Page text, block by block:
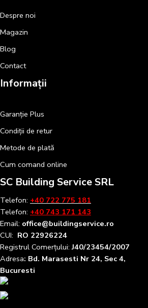
Despre noi
Magazin
Blog
Contact
Informații
Garanție Plus
Condiții de retur
Metode de plată
Cum comand online
SC Building Service SRL
Telefon: +40 722 775 181
Telefon: +40 743 171 143
Email: office@buildingservice.ro
CUI: RO 22926224
Registrul Comerțului:J40/23454/2007
Adresa: Bd. Marasesti Nr 24, Sec 4,
Bucuresti